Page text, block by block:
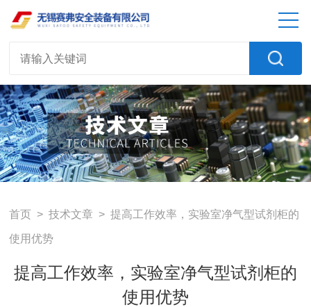
首页 >技术文章 > 提高工作效率，实验室净气型试剂柜的
使用优势
提高工作效率，实验室净气型试剂柜的
使用优势